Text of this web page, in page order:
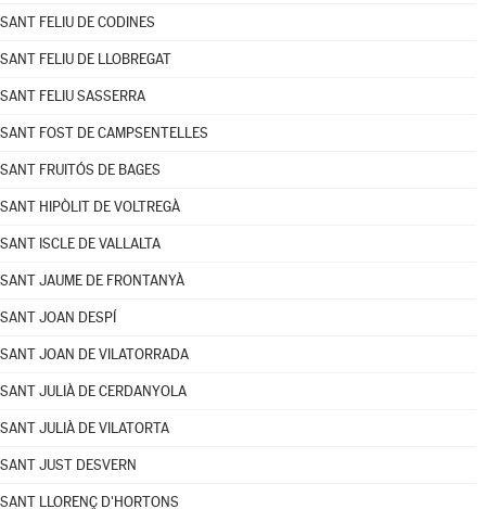
SANT FELIU DE CODINES
SANT FELIU DE LLOBREGAT
SANT FELIU SASSERRA
SANT FOST DE CAMPSENTELLES
SANT FRUITÓS DE BAGES
SANT HIPÒLIT DE VOLTREGÀ
SANT ISCLE DE VALLALTA
SANT JAUME DE FRONTANYÀ
SANT JOAN DESPÍ
SANT JOAN DE VILATORRADA
SANT JULIÀ DE CERDANYOLA
SANT JULIÀ DE VILATORTA
SANT JUST DESVERN
SANT LLORENÇ D'HORTONS